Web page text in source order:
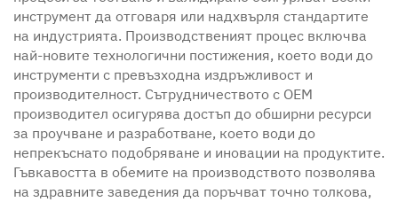
инструмент да отговаря или надхвърля стандартите
на индустрията. Производственият процес включва
най-новите технологични постижения, което води до
инструменти с превъзходна издръжливост и
производителност. Сътрудничеството с OEM
производител осигурява достъп до обширни ресурси
за проучване и разработване, което води до
непрекъснато подобряване и иновации на продуктите.
Гъвкавостта в обемите на производството позволява
на здравните заведения да поръчват точно толкова,